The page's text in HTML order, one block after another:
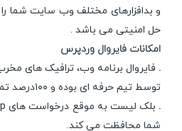
و بدافزارهای مختلف وب سایت شما
حل امنیتی می باشد .
امکانات فایروال وردپرس
. فایروال برنامه وب، ترافیک های
توسط تیم حرفه ای بوده و ۱۰۰درصد تمرکز آن روی امنیت وردپرس است.
.
شما محافظت می کند.